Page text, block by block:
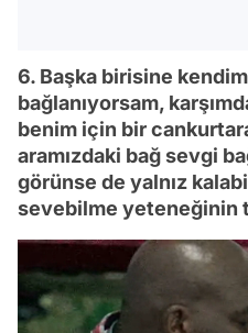
6. Başka birisine
bağlanıyorsam,
benim için bir
aramızdaki bağ sevgi
görünse de yalnız
sevebilme yeteneğinin